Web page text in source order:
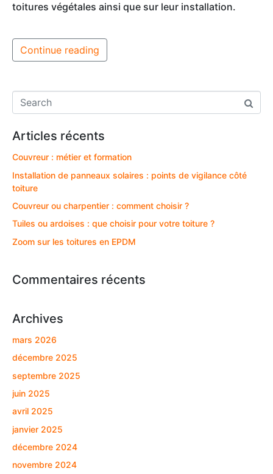
toitures végétales ainsi que sur leur installation.
Continue reading
Articles récents
Couvreur : métier et formation
Installation de panneaux solaires : points de vigilance côté
toiture
Couvreur ou charpentier : comment choisir ?
Tuiles ou ardoises : que choisir pour votre toiture ?
Zoom sur les toitures en EPDM
Commentaires récents
Archives
mars 2026
décembre 2025
septembre 2025
juin 2025
avril 2025
janvier 2025
décembre 2024
novembre 2024